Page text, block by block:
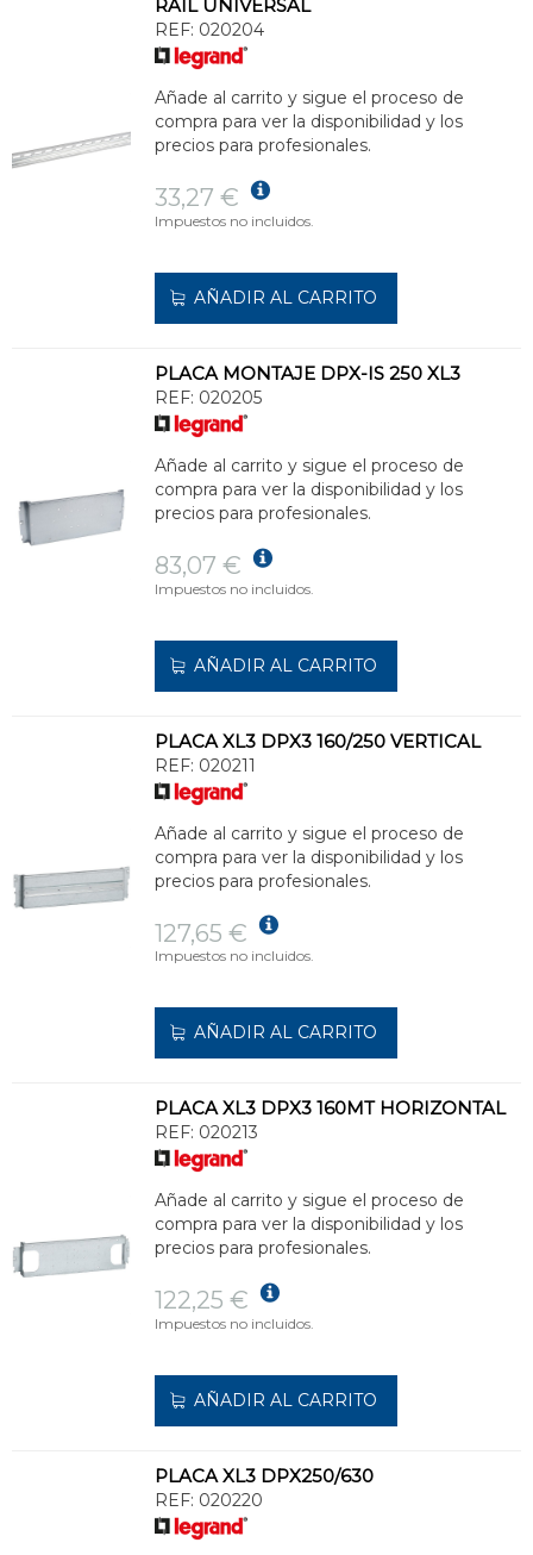
RAIL UNIVERSAL
REF: 020204
Añade al carrito y sigue el proceso de
compra para ver la disponibilidad y los
precios para profesionales.
33,27 €
Impuestos no incluidos.
AÑADIR AL CARRITO
PLACA MONTAJE DPX-IS 250 XL3
REF: 020205
Añade al carrito y sigue el proceso de
compra para ver la disponibilidad y los
precios para profesionales.
83,07 €
Impuestos no incluidos.
AÑADIR AL CARRITO
PLACA XL3 DPX3 160/250 VERTICAL
REF: 020211
Añade al carrito y sigue el proceso de
compra para ver la disponibilidad y los
precios para profesionales.
127,65 €
Impuestos no incluidos.
AÑADIR AL CARRITO
PLACA XL3 DPX3 160MT HORIZONTAL
REF: 020213
Añade al carrito y sigue el proceso de
compra para ver la disponibilidad y los
precios para profesionales.
122,25 €
Impuestos no incluidos.
AÑADIR AL CARRITO
PLACA XL3 DPX250/630
REF: 020220